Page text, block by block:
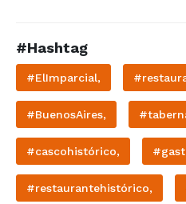
#Hashtag
#ElImparcial,
#BuenosAires,
#cascohistórico,
#restaurantehistórico,